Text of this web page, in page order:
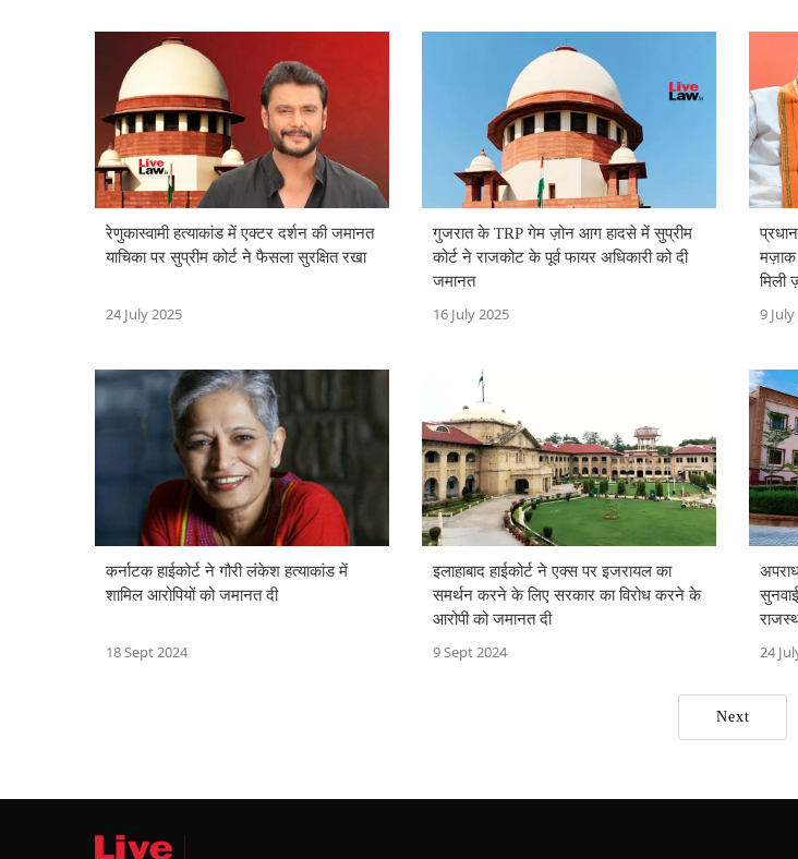
रेणुकास्वामी हत्याकांड में एक्टर दर्शन की जमानत
याचिका पर सुप्रीम कोर्ट ने फैसला सुरक्षित रखा
24 July 2025
गुजरात के TRP गेम ज़ोन आग हादसे में सुप्रीम
कोर्ट ने राजकोट के पूर्व फायर अधिकारी को दी
जमानत
16 July 2025
मज़ाक
मिली
9
कर्नाटक हाईकोर्ट ने गौरी लंकेश हत्याकांड में
शामिल आरोपियों को जमानत दी
18 Sept 2024
इलाहाबाद हाईकोर्ट ने एक्स पर इजरायल का
समर्थन करने के लिए सरकार का विरोध करने के
आरोपी को जमानत दी
9 Sept 2024
बाद
24
Next